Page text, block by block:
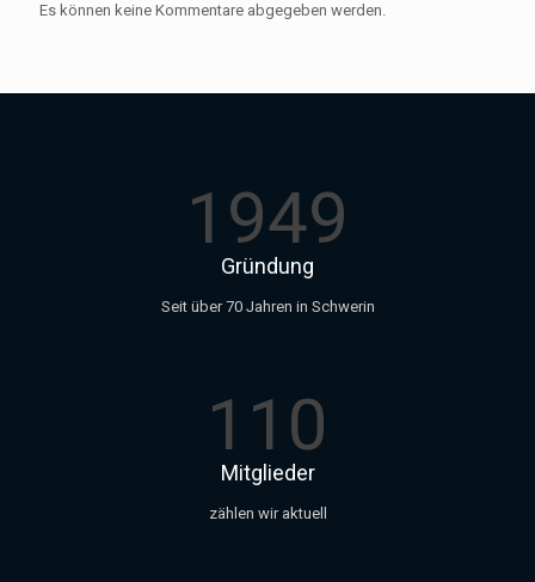
Es können keine Kommentare abgegeben werden.
1949
Gründung
Seit über 70 Jahren in Schwerin
110
Mitglieder
zählen wir aktuell